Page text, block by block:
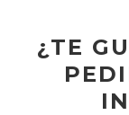
¿TE